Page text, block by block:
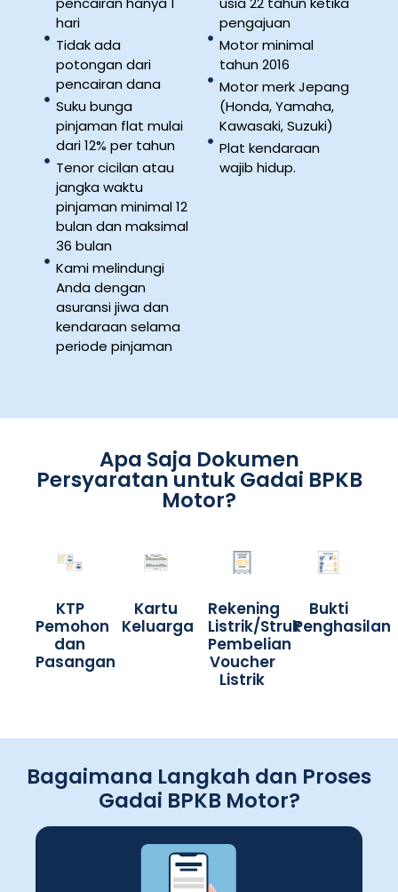
hari
Tidak ada
potongan dari
pencairan dana
Suku bunga
pinjaman flat mulai
dari 12% per tahun
Tenor cicilan atau
jangka waktu
pinjaman minimal 12
bulan dan maksimal
36 bulan
Kami melindungi
Anda dengan
asuransi jiwa dan
kendaraan selama
periode pinjaman
pengajuan
Motor minimal
tahun 2016
Motor merk Jepang
(Honda, Yamaha,
Kawasaki, Suzuki)
Plat kendaraan
wajib hidup.
Apa Saja Dokumen
Persyaratan untuk Gadai BPKB
Motor?
KTP
Pemohon
dan
Pasangan
Kartu
Keluarga
Rekening
Listrik/Struk
Pembelian
Voucher
Listrik
Bukti
Penghasilan
Bagaimana Langkah dan Proses
Gadai BPKB Motor?